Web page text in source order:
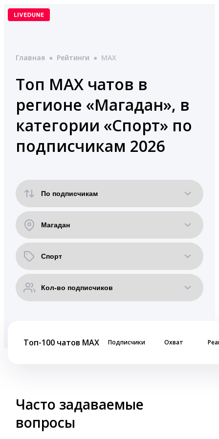
Перейти
Главная ● Рейтинги ● MAX
Топ MAX чатов в
регионе «Магадан», в
категории «Спорт» по
подписчикам 2026
Топ-100 чатов MAX Подписчики Охват
Часто задаваемые
вопросы